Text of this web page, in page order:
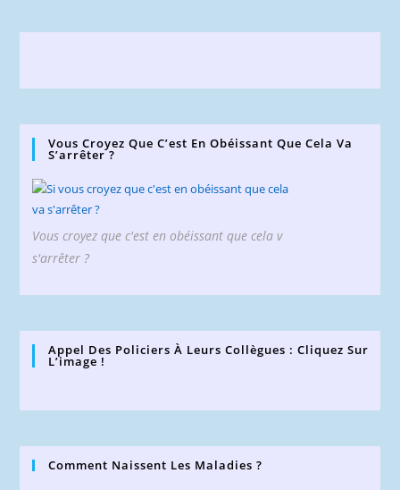
Vous Croyez Que C’est En Obéissant Que Cela Va
S’arrêter ?
Vous croyez que c'est en obéissant que cela v
s'arrêter ?
Appel Des Policiers À Leurs Collègues : Cliquez Sur
L’image !
Comment Naissent Les Maladies ?